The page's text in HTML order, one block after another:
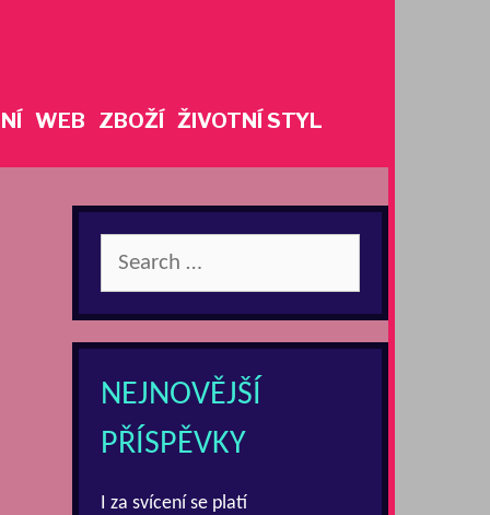
WEB ZBOŽÍ ŽIVOTNÍ STYL
for:
NEJNOVĚJŠÍ
PŘÍSPĚVKY
I za svícení se platí